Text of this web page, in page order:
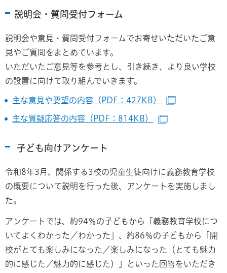
説明会・質問受付フォーム
説明会や意見・質問受付フォームでお寄せいただいたご意
見やご質問をまとめています。
いただいたご意見等を参考とし、引き続き、より良い学校
の設置に向けて取り組んでいきます。
主な意見や要望の内容（PDF：427KB）
主な質疑応答の内容（PDF：814KB）
子ども向けアンケート
令和8年3月、関係する3校の児童生徒向けに義務教育学校
の概要について説明を行った後、アンケートを実施しまし
た。
アンケートでは、約94％の子どもから「義務教育学校につ
いてよくわかった／わかった」、約86％の子どもから「開
校がとても楽しみになった／楽しみになった（とても魅力
的に感じた／魅力的に感じた）」といった回答をいただき